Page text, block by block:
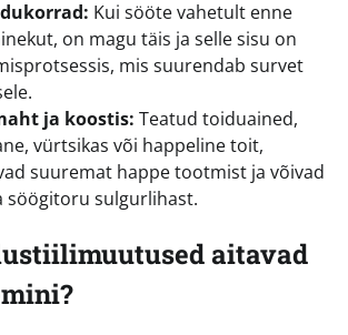
Kui sööte vahetult enne
on magu täis ja selle sisu on
mis suurendab survet
ja koostis: Teatud toiduained,
vürtsikas või happeline toit,
suuremat happe tootmist ja võivad
söögitoru sulgurlihast.
aitavad